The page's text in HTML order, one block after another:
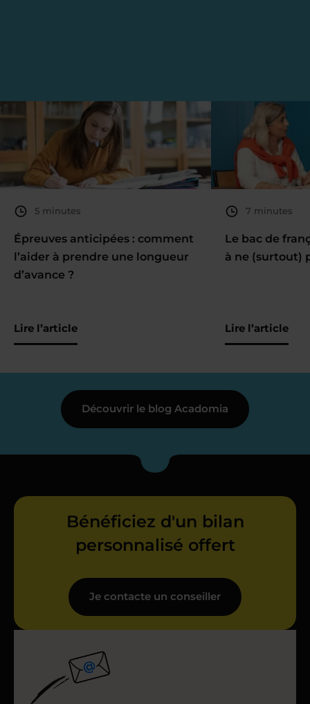
5 minutes
Épreuves anticipées : comment
l’aider à prendre une longueur
d’avance ?
Lire l’article
7 minutes
Le bac de
à ne (surtout)
Lire l’article
Découvrir le blog Acadomia
Bénéficiez d'un bilan
personnalisé offert
Je contacte un conseiller